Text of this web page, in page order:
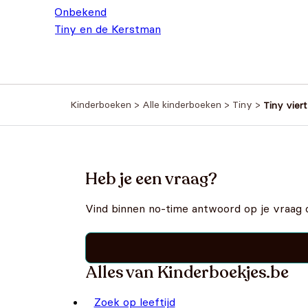
Onbekend
Tiny en de Kerstman
Kinderboeken > Alle kinderboeken > Tiny > Tiny
Heb je een vraag?
Vind binnen no-time antwoord op je vraag
Alles van Kinderboekjes.be
Zoek op leeftijd